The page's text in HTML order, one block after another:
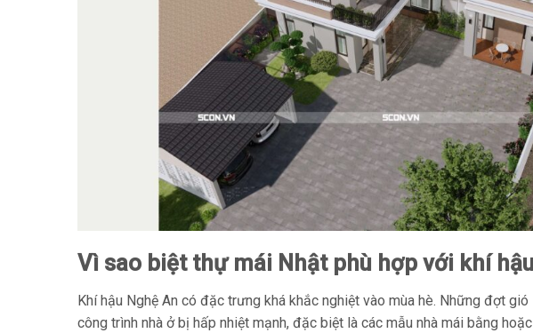
Vì sao biệt thự mái Nhật phù hợp với khí
Khí hậu Nghệ An có đặc trưng khá khắc nghiệt vào mùa hè. Những đợt
công trình nhà ở bị hấp nhiệt mạnh, đặc biệt là các mẫu nhà mái bằng